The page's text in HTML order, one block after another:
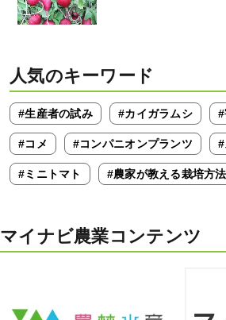
人気のキーワード
#生産者の試み #カイガラムシ
#コメ #コンパニオンプランツ
#ミニトマト #農家が教える栽培方法
マイナビ農業コンテンツ